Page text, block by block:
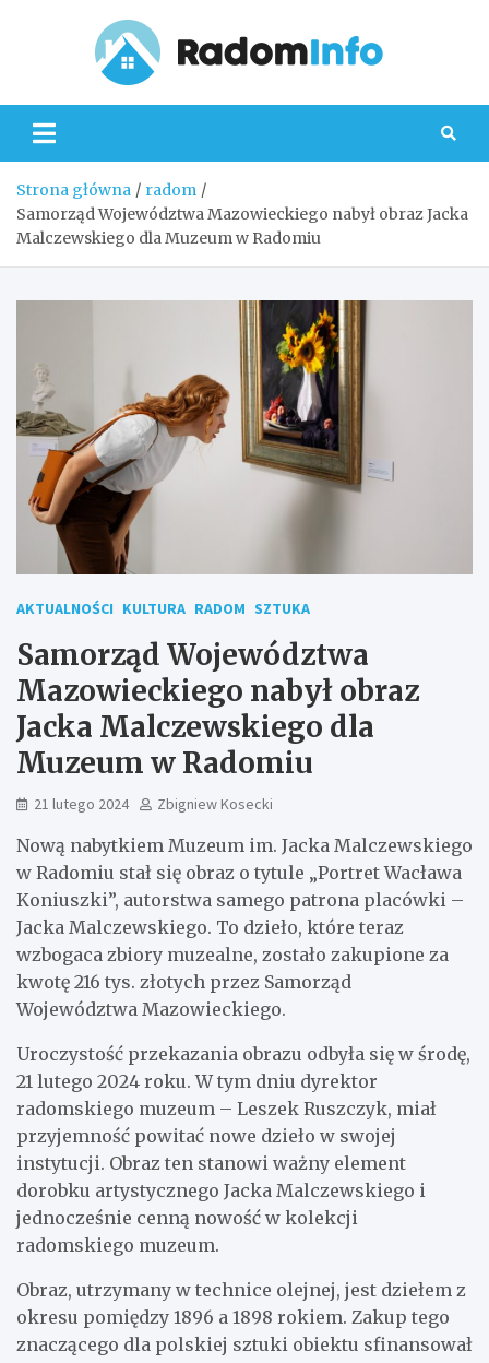
Strona główna
radom
Samorząd Województwa Mazowieckiego nabył obraz Jacka
Malczewskiego dla Muzeum w Radomiu
AKTUALNOŚCI KULTURA RADOM SZTUKA
Samorząd Województwa
Mazowieckiego nabył obraz
Jacka Malczewskiego dla
Muzeum w Radomiu
21 lutego 2024 Zbigniew Kosecki
Nową nabytkiem Muzeum im. Jacka Malczewskiego
w Radomiu stał się obraz o tytule „Portret Wacława
Koniuszki”, autorstwa samego patrona placówki –
Jacka Malczewskiego. To dzieło, które teraz
wzbogaca zbiory muzealne, zostało zakupione za
kwotę 216 tys. złotych przez Samorząd
Województwa Mazowieckiego.
Uroczystość przekazania obrazu odbyła się w środę,
21 lutego 2024 roku. W tym dniu dyrektor
radomskiego muzeum – Leszek Ruszczyk, miał
przyjemność powitać nowe dzieło w swojej
instytucji. Obraz ten stanowi ważny element
dorobku artystycznego Jacka Malczewskiego i
jednocześnie cenną nowość w kolekcji
radomskiego muzeum.
Obraz, utrzymany w technice olejnej, jest dziełem z
okresu pomiędzy 1896 a 1898 rokiem. Zakup tego
znaczącego dla polskiej sztuki obiektu sfinansował